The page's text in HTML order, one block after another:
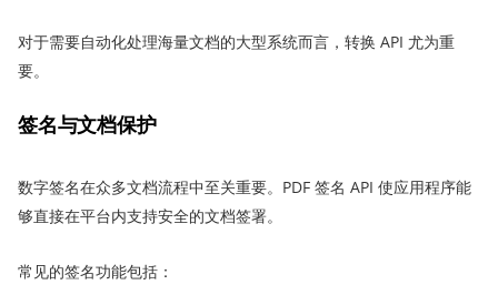
对于需要自动化处理海量文档的大型系统而言，转换 API 尤为重
要。
签名与文档保护
数字签名在众多文档流程中至关重要。PDF 签名 API 使应用程序能
够直接在平台内支持安全的文档签署。
常见的签名功能包括：